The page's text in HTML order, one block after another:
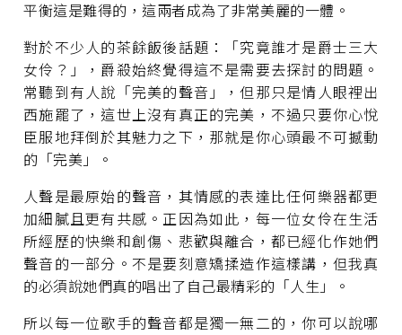
平衡這是難得的，這兩者成為了非常美麗的一體。
對於不少人的茶餘飯後話題：「究竟誰才是爵士三大
女伶？」，爵殺始終覺得這不是需要去探討的問題。
常聽到有人說「完美的聲音」，但那只是情人眼裡出
西施罷了，這世上沒有真正的完美，不過只要你心悅
臣服地拜倒於其魅力之下，那就是你心頭最不可撼動
的「完美」。
人聲是最原始的聲音，其情感的表達比任何樂器都更
加細膩且更有共感。正因為如此，每一位女伶在生活
所經歷的快樂和創傷、悲歡與離合，都已經化作她們
聲音的一部分。不是要刻意矯揉造作這樣講，但我真
的必須說她們真的唱出了自己最精彩的「人生」。
所以每一位歌手的聲音都是獨一無二的，你可以說哪